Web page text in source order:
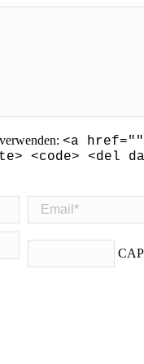
<a
<code> <del
Email *